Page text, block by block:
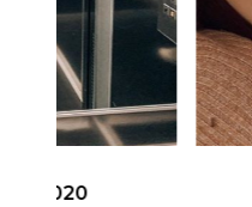
Shop the